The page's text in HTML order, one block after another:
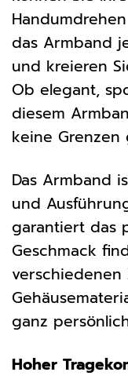
das Armband
und kreieren
Ob elegant,
diesem
keine Grenzen
Das Armband
und
garantiert das
Geschmack
ganz
Hoher